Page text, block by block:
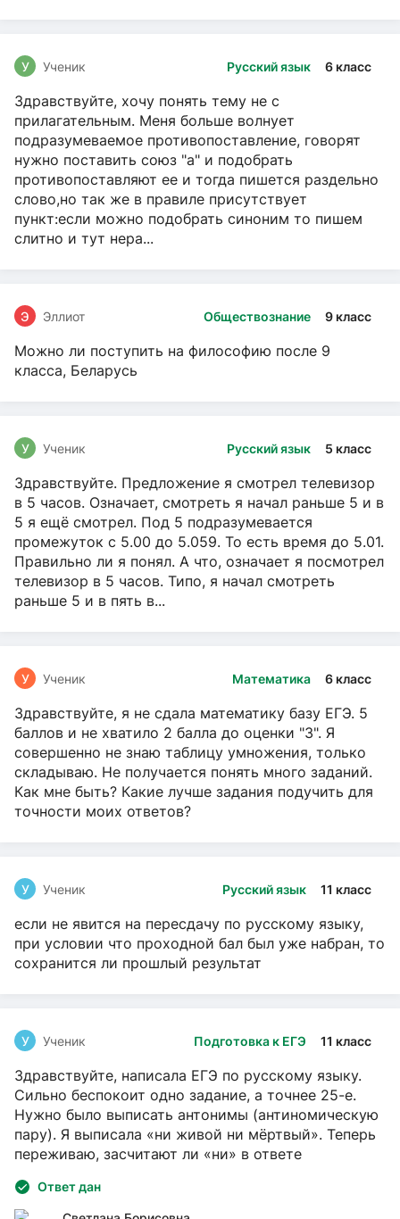
Русский язык 6 класс
У Ученик
Здравствуйте, хочу понять тему не с
прилагательным. Меня больше волнует
подразумеваемое противопоставление, говорят
нужно поставить союз "а" и подобрать
противопоставляют ее и тогда пишется раздельно
слово,но так же в правиле присутствует
пункт:если можно подобрать синоним то пишем
слитно и тут нера...
Обществознание 9 класс
Э Эллиот
Можно ли поступить на философию после 9
класса, Беларусь
Русский язык 5 класс
У Ученик
Здравствуйте. Предложение я смотрел телевизор
в 5 часов. Означает, смотреть я начал раньше 5 и в
5 я ещё смотрел. Под 5 подразумевается
промежуток с 5.00 до 5.059. То есть время до 5.01.
Правильно ли я понял. А что, означает я посмотрел
телевизор в 5 часов. Типо, я начал смотреть
раньше 5 и в пять в...
Математика 6 класс
У Ученик
Здравствуйте, я не сдала математику базу ЕГЭ. 5
баллов и не хватило 2 балла до оценки "3". Я
совершенно не знаю таблицу умножения, только
складываю. Не получается понять много заданий.
Как мне быть? Какие лучше задания подучить для
точности моих ответов?
Русский язык 11 класс
У Ученик
если не явится на пересдачу по русскому языку,
при условии что проходной бал был уже набран, то
сохранится ли прошлый результат
Подготовка к ЕГЭ 11 класс
У Ученик
Здравствуйте, написала ЕГЭ по русскому языку.
Сильно беспокоит одно задание, а точнее 25-е.
Нужно было выписать антонимы (антиномическую
пару). Я выписала «ни живой ни мёртвый». Теперь
переживаю, засчитают ли «ни» в ответе
Ответ дан